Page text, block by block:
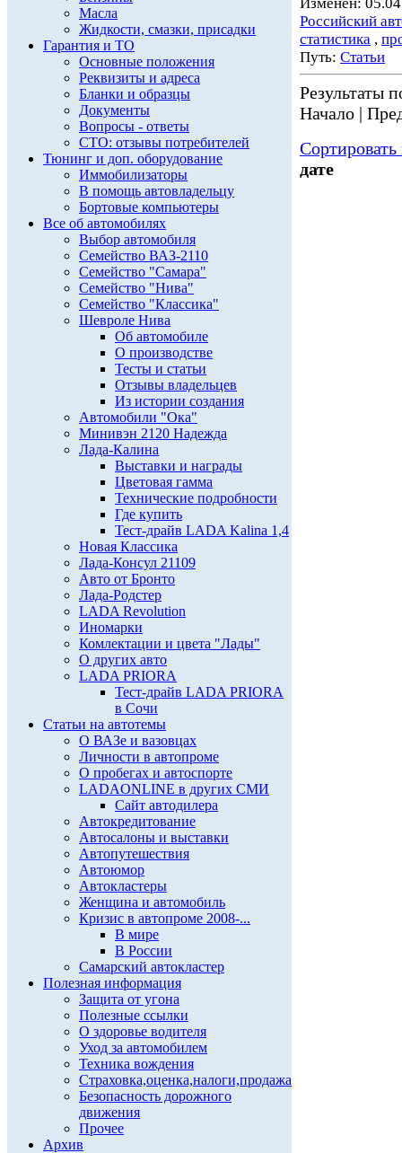
Масла
Жидкости, смазки, присадки
Гарантия и ТО
Основные положения
Реквизиты и адреса
Бланки и образцы
Документы
Вопросы - ответы
СТО: отзывы потребителей
Тюнинг и доп. оборудование
Иммобилизаторы
В помощь автовладельцу
Бортовые компьютеры
Все об автомобилях
Выбор автомобиля
Семейство ВАЗ-2110
Семейство "Самара"
Семейство "Нива"
Семейство "Классика"
Шевроле Нива
Об автомобиле
О производстве
Тесты и статьи
Отзывы владельцев
Из истории создания
Автомобили "Ока"
Минивэн 2120 Надежда
Лада-Калина
Выставки и награды
Цветовая гамма
Технические подробности
Где купить
Тест-драйв LADA Kalina 1,4
Новая Классика
Лада-Консул 21109
Авто от Бронто
Лада-Родстер
LADA Revolution
Иномарки
Комлектации и цвета "Лады"
О других авто
LADA PRIORA
Тест-драйв LADA PRIORA
в Сочи
Статьи на автотемы
О ВАЗе и вазовцах
Личности в автопроме
О пробегах и автоспорте
LADAONLINE в других СМИ
Сайт автодилера
Автокредитование
Автосалоны и выставки
Автопутешествия
Автоюмор
Автокластеры
Женщина и автомобиль
Кризис в автопроме 2008-...
В мире
В России
Самарский автокластер
Полезная информация
Защита от угона
Полезные ссылки
О здоровье водителя
Уход за автомобилем
Техника вождения
Страховка,оценка,налоги,продажа
Безопасность дорожного
движения
Прочее
Архив
Российский
статистика ,
Путь: Статьи
Результаты
Начало |
дате